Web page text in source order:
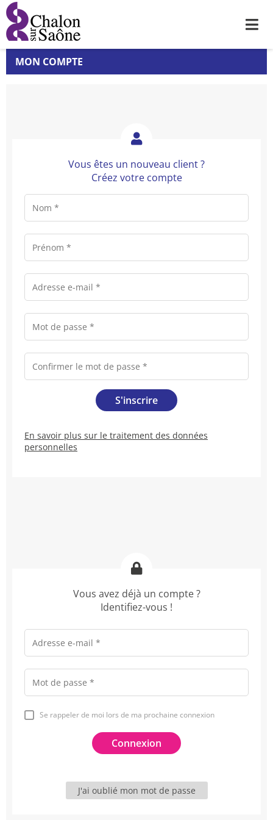
MON COMPTE
Vous êtes un nouveau client ?
Créez votre compte
En savoir plus sur le traitement des données
personnelles
Vous avez déjà un compte ?
Identifiez-vous !
Se rappeler de moi lors de ma prochaine connexion
J'ai oublié mon mot de passe